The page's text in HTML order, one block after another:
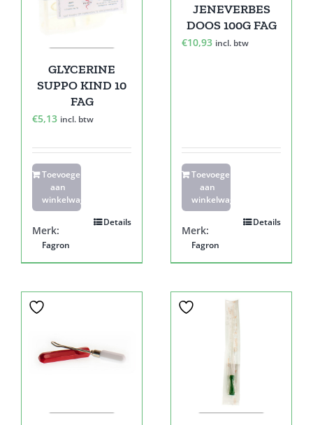
GLYCERINE
SUPPO KIND 10
FAG
€5,13 incl. btw
Toevoegen
aan
winkelwagen
Details
Merk:
Fagron
JENEVERBES
DOOS 100G FAG
€10,93 incl. btw
Toevoegen
aan
winkelwagen
Details
Merk:
Fagron